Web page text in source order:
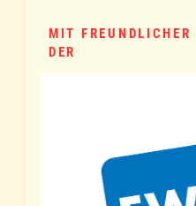
MIT FREUNDLICHER
DER